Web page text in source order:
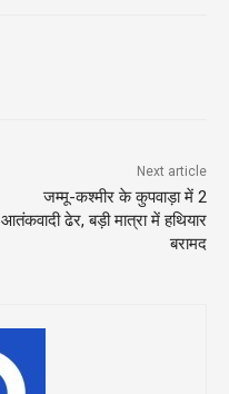
Next article
जम्मू-कश्मीर के कुपवाड़ा में 2
आतंकवादी ढेर, बड़ी मात्रा में हथियार
बरामद